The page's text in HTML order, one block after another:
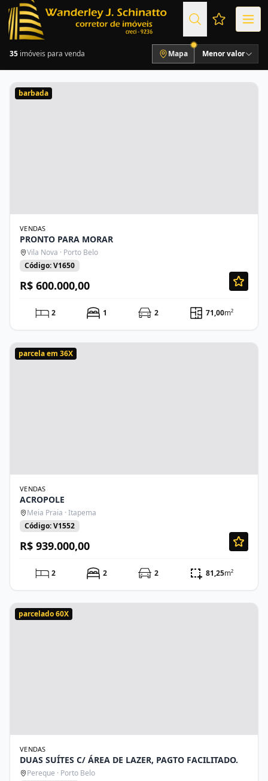
Favoritos
35 imóveis para venda Mapa Menor valor
barbada
VENDAS
PRONTO PARA MORAR
Vila Nova · Porto Belo
Código: V1650
R$ 600.000,00
2 1 2 71,00m²
parcela em 36X
VENDAS
ACROPOLE
Meia Praia · Itapema
Código: V1552
R$ 939.000,00
2 2 2 81,25m²
parcelado 60X
VENDAS
DUAS SUÍTES C/ ÁREA DE LAZER, PAGTO FACILITADO.
Pereque · Porto Belo